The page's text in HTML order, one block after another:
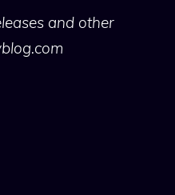
and other